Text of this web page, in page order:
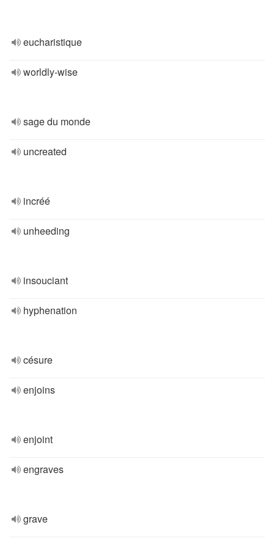
eucharistique
worldly-wise
sage du monde
uncreated
incréé
unheeding
insouciant
hyphenation
césure
enjoins
enjoint
engraves
grave